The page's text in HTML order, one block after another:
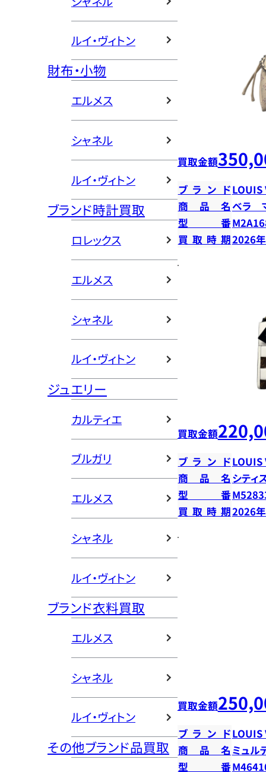
ルイ・ヴィトン
財布・小物
エルメス
シャネル
ルイ・ヴィトン
ブランド時計買取
ロレックス
エルメス
シャネル
ルイ・ヴィトン
ジュエリー
カルティエ
ブルガリ
エルメス
シャネル
ルイ・ヴィトン
ブランド衣料買取
エルメス
シャネル
ルイ・ヴィトン
その他ブランド品買取
買取金額
ブランドLOUIS
商品名ベラ
型番
買取時期2026
買取金額
ブランドLOUIS
商品名 シティ
型番
買取時期2026
買取金額
ブランドLOUIS
商品名 ミュル
型番